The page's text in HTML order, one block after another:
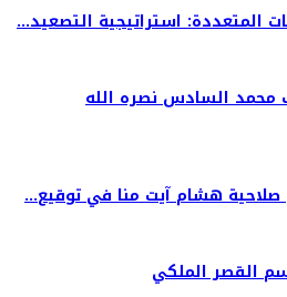
المتعددة: استراتيجية التصعيد…
محمد السادس نصره الله
صلاحية هشام آيت منا في توقيع…
القصر الملكي